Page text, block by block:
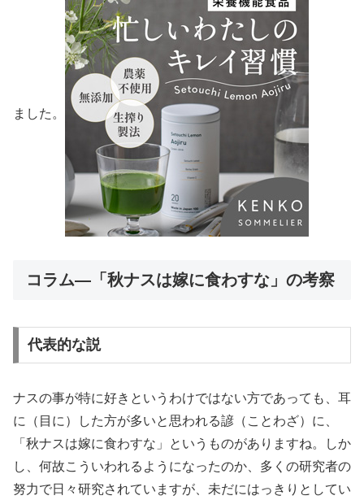
ました。
コラム―「秋ナスは嫁に食わすな」の考察
代表的な説
ナスの事が特に好きというわけではない方であっても、耳
に（目に）した方が多いと思われる諺（ことわざ）に、
「秋ナスは嫁に食わすな」というものがありますね。しか
し、何故こういわれるようになったのか、多くの研究者の
努力で日々研究されていますが、未だにはっきりとしてい